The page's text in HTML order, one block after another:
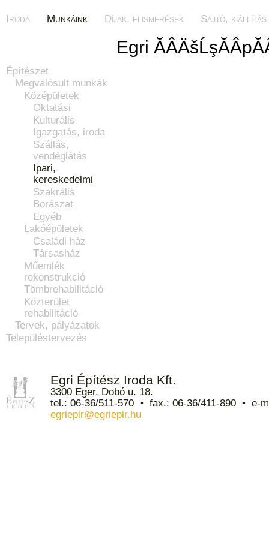
Iroda Munkáink Díjak, elismerések Sajtó, kiállítás
Építészet
Megvalósult munkák
Középületek
Oktatási
Kulturális
Igazgatás, iroda
Szállás,
vendéglátás
Ipari,
kereskedelmi
Szakrális
Borászat
Egyéb
Lakóépületek
Családi ház
Társasház
Műemlék
rekonstrukció
Tömbrehabilitáció
Közterület
rehabilitáció
Tervek, pályázatok
Településtervezés
Egri
Egri Építész Iroda Kft.
3300 Eger, Dobó u. 18.
tel.: 06-36/511-570 • fax.: 06-36/411-890 • e-
egriepir@egriepir.hu